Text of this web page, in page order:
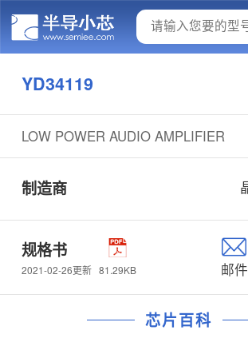
YD34119
LOW POWER AUDIO AMPLIFIER
制造商
规格书
2021-02-26更新 81.29KB 邮件
芯片百科